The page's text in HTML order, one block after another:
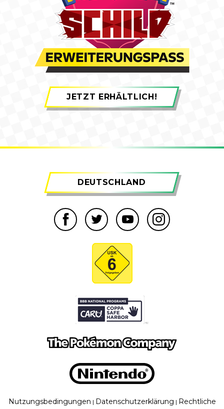
JETZT ERHÄLTLICH!
DEUTSCHLAND
Nutzungsbedingungen | Datenschutzerklärung | Rechtliche